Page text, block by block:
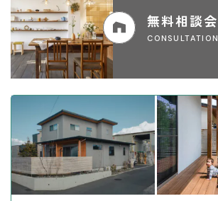
無料相談会
CONSULTATION